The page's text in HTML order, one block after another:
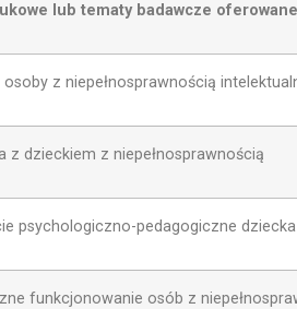
lub tematy badawcze
niepełnosprawnością
z niepełnosprawnością
pedagogiczne dziecka
osób z